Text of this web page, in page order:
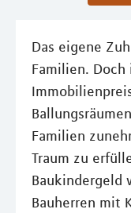
Das eigene
Familien.
Familien
Traum zu
Baukindergeld
Bauherren mit